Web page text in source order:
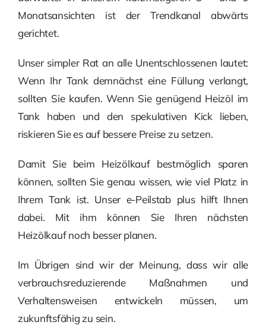
Monatsansichten ist der Trendkanal abwärts
gerichtet.
Unser simpler Rat an alle Unentschlossenen lautet:
Wenn Ihr Tank demnächst eine Füllung verlangt,
sollten Sie kaufen. Wenn Sie genügend Heizöl im
Tank haben und den spekulativen Kick lieben,
riskieren Sie es auf bessere Preise zu setzen.
Damit Sie beim Heizölkauf bestmöglich sparen
können, sollten Sie genau wissen, wie viel Platz in
Ihrem Tank ist. Unser e-Peilstab plus hilft Ihnen
dabei. Mit ihm können Sie Ihren nächsten
Heizölkauf noch besser planen.
Im Übrigen sind wir der Meinung, dass wir alle
verbrauchsreduzierende Maßnahmen und
Verhaltensweisen entwickeln müssen, um
zukunftsfähig zu sein.